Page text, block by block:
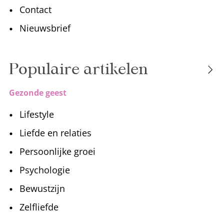
Contact
Nieuwsbrief
Populaire artikelen
Gezonde geest
Lifestyle
Liefde en relaties
Persoonlijke groei
Psychologie
Bewustzijn
Zelfliefde